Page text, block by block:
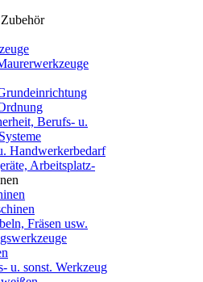
Berufs- u.
Handwerkerbedarf
Arbeitsplatz-
Fräsen usw.
u. sonst. Werkzeug